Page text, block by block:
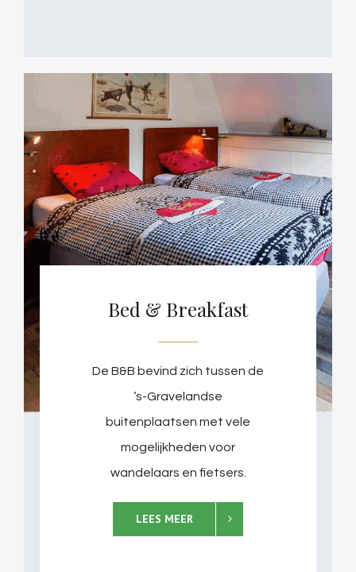
Bed & Breakfast
De B&B bevind zich tussen de
‘s-Gravelandse
buitenplaatsen met vele
mogelijkheden voor
wandelaars en fietsers.
LEES MEER